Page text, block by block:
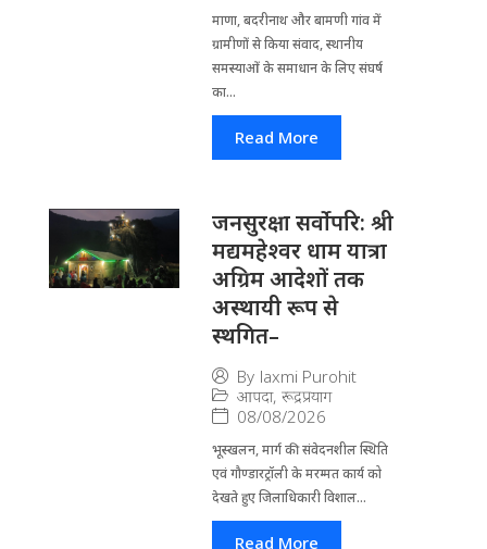
माणा, बदरीनाथ और बामणी गांव में
ग्रामीणों से किया संवाद, स्थानीय
समस्याओं के समाधान के लिए संघर्ष
का...
Read More
जनसुरक्षा सर्वोपरि: श्री
मद्यमहेश्वर धाम यात्रा
अग्रिम आदेशों तक
अस्थायी रूप से
स्थगित–
By laxmi Purohit
आपदा, रूद्रप्रयाग
08/08/2026
भूस्खलन, मार्ग की संवेदनशील स्थिति
एवं गौण्डारट्रॉली के मरम्मत कार्य को
देखते हुए जिलाधिकारी विशाल...
Read More